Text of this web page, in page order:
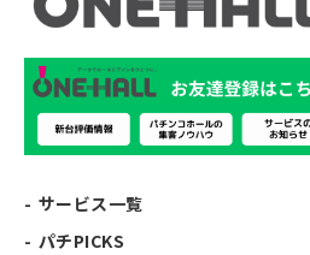
サービス一覧
パチPICKS